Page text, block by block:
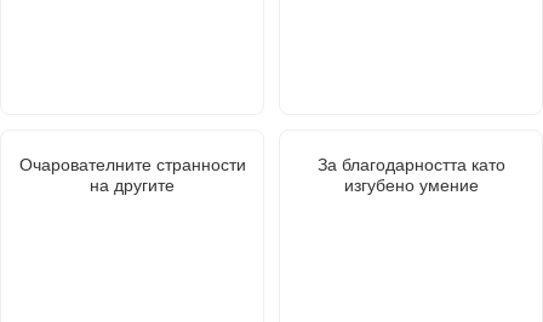
Очарователните странности
на другите
За благодарността като
изгубено умение